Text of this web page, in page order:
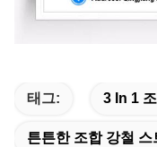
태그: 3 In 1
튼튼한 조합 강철